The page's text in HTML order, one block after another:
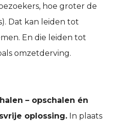
hoe groter de
Dat kan leiden tot
En die leiden tot
omzetderving.
– opschalen én
oplossing. In plaats